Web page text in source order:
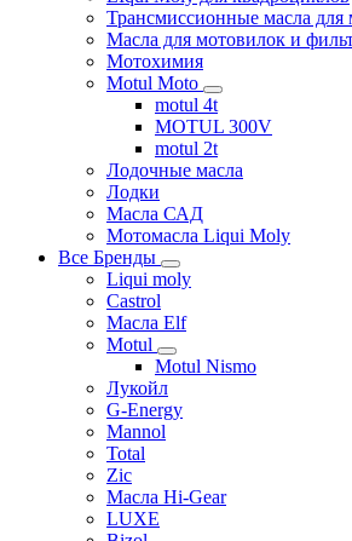
Трансмиссионные масла для
Масла для мотовилок и
Мотохимия
Motul Moto
motul 4t
MOTUL 300V
motul 2t
Лодочные масла
Лодки
Масла САД
Мотомасла Liqui Moly
Все Бренды
Liqui moly
Castrol
Масла Elf
Motul
Motul Nismo
Лукойл
G-Energy
Mannol
Total
Zic
Масла Hi-Gear
LUXE